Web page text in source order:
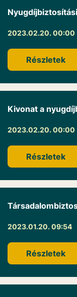
2023.02.20. 00:00
Részletek
Kivonat a
2023.02.20. 00:00
Részletek
2023.01.20. 09:54
Részletek